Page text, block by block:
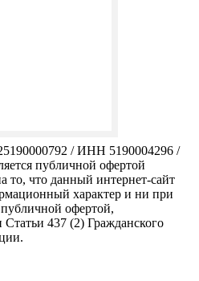
/ ИНН 5190004296 /
публичной офертой
что данный интернет-сайт
характер и ни при
публичной офертой,
437 (2) Гражданского